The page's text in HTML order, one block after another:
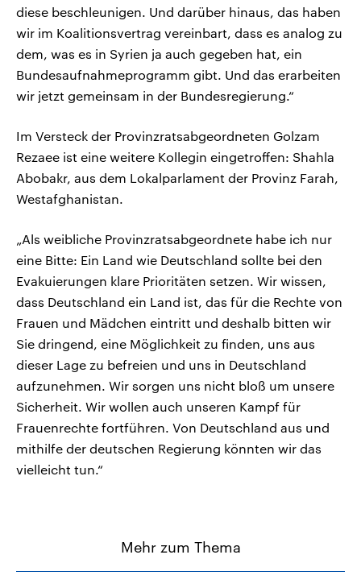
diese beschleunigen. Und darüber hinaus, das haben
wir im Koalitionsvertrag vereinbart, dass es analog zu
dem, was es in Syrien ja auch gegeben hat, ein
Bundesaufnahmeprogramm gibt. Und das erarbeiten
wir jetzt gemeinsam in der Bundesregierung.“
Im Versteck der Provinzratsabgeordneten Golzam
Rezaee ist eine weitere Kollegin eingetroffen: Shahla
Abobakr, aus dem Lokalparlament der Provinz Farah,
Westafghanistan.
„Als weibliche Provinzratsabgeordnete habe ich nur
eine Bitte: Ein Land wie Deutschland sollte bei den
Evakuierungen klare Prioritäten setzen. Wir wissen,
dass Deutschland ein Land ist, das für die Rechte von
Frauen und Mädchen eintritt und deshalb bitten wir
Sie dringend, eine Möglichkeit zu finden, uns aus
dieser Lage zu befreien und uns in Deutschland
aufzunehmen. Wir sorgen uns nicht bloß um unsere
Sicherheit. Wir wollen auch unseren Kampf für
Frauenrechte fortführen. Von Deutschland aus und
mithilfe der deutschen Regierung könnten wir das
vielleicht tun.“
Mehr zum Thema